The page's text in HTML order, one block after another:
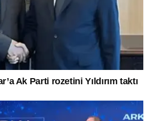
Ak Parti rozetini Yıldırım taktı